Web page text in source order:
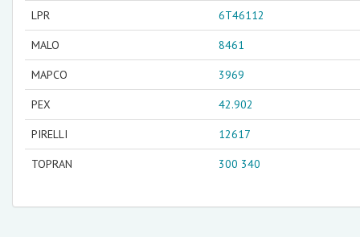
LPR 6T46112
MALO 8461
MAPCO 3969
PEX 42.902
PIRELLI 12617
TOPRAN 300 340